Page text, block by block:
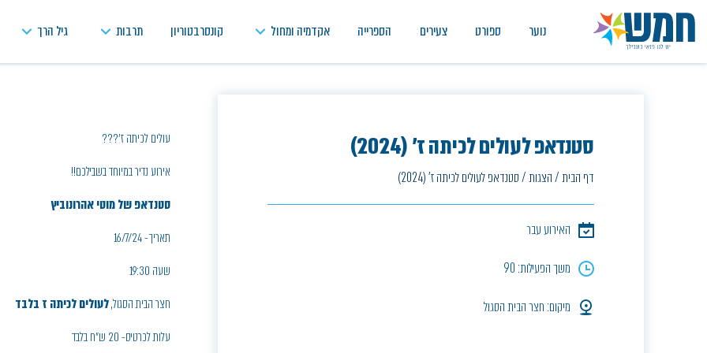
נוער ספורט צעירים הספרייה אקדמיה ומחול קונסרבטוריון תרבות גיל הרך
סטנדאפ לעולים לכיתה ז' (2024)
דף הבית/הצגות/סטנדאפ לעולים לכיתה ז' (2024)
האירוע עבר
משך הפעילות: 90
מיקום: חצר הבית הסגול
עולים לכיתה ז'???
אירוע נדיר במיוחד בשבילכם!!
סטנדאפ של מוטי אהרונוביץ
תאריך- 16/7/24
שעה 19:30
חצר הבית הסגול,לעולים לכיתה ז בלבד
עלות לכרטיס- 20 ש"ח בלבד